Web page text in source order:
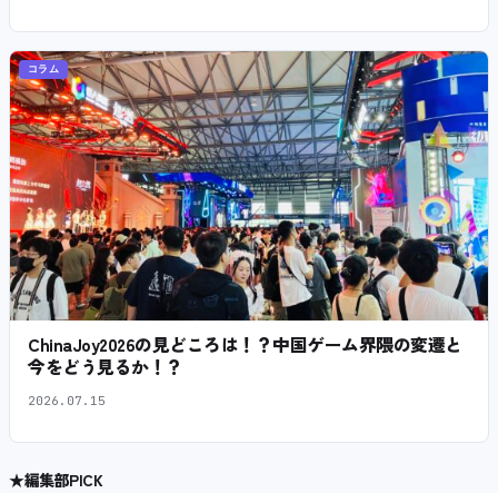
コラム
ChinaJoy2026の見どころは！？中国ゲーム界隈の変遷と
今をどう見るか！？
2026.07.15
★編集部PICK